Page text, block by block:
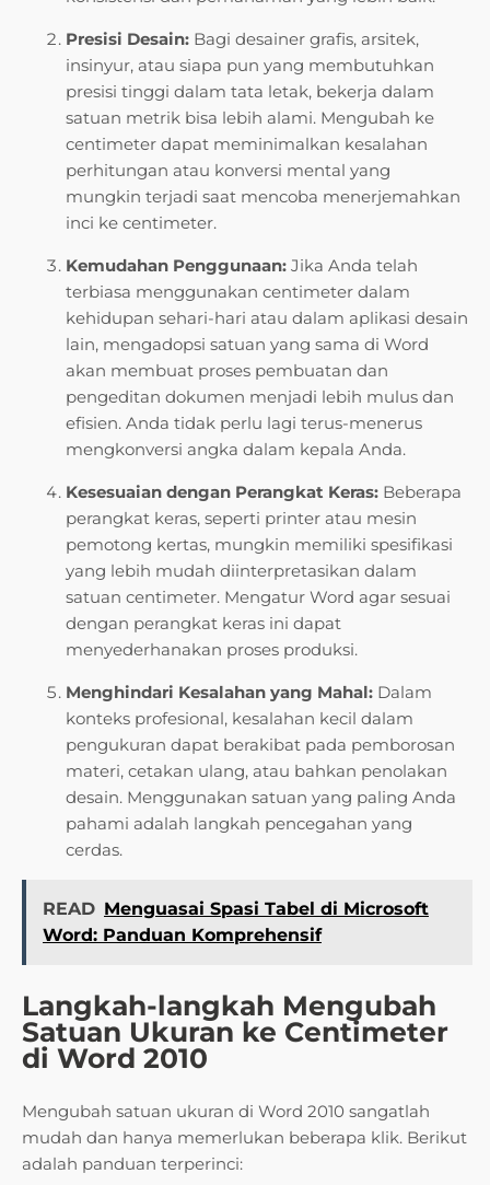
Presisi Desain: Bagi desainer grafis, arsitek,
insinyur, atau siapa pun yang membutuhkan
presisi tinggi dalam tata letak, bekerja dalam
satuan metrik bisa lebih alami. Mengubah ke
centimeter dapat meminimalkan kesalahan
perhitungan atau konversi mental yang
mungkin terjadi saat mencoba menerjemahkan
inci ke centimeter.
Kemudahan Penggunaan: Jika Anda telah
terbiasa menggunakan centimeter dalam
kehidupan sehari-hari atau dalam aplikasi desain
lain, mengadopsi satuan yang sama di Word
akan membuat proses pembuatan dan
pengeditan dokumen menjadi lebih mulus dan
efisien. Anda tidak perlu lagi terus-menerus
mengkonversi angka dalam kepala Anda.
Kesesuaian dengan Perangkat Keras: Beberapa
perangkat keras, seperti printer atau mesin
pemotong kertas, mungkin memiliki spesifikasi
yang lebih mudah diinterpretasikan dalam
satuan centimeter. Mengatur Word agar sesuai
dengan perangkat keras ini dapat
menyederhanakan proses produksi.
Menghindari Kesalahan yang Mahal: Dalam
konteks profesional, kesalahan kecil dalam
pengukuran dapat berakibat pada pemborosan
materi, cetakan ulang, atau bahkan penolakan
desain. Menggunakan satuan yang paling Anda
pahami adalah langkah pencegahan yang
cerdas.
READ Menguasai Spasi Tabel di Microsoft
Word: Panduan Komprehensif
Langkah-langkah Mengubah
Satuan Ukuran ke Centimeter
di Word 2010
Mengubah satuan ukuran di Word 2010 sangatlah
mudah dan hanya memerlukan beberapa klik. Berikut
adalah panduan terperinci: